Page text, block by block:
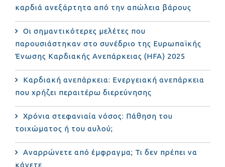
καρδιά ανεξάρτητα από την απώλεια βάρους
Οι σημαντικότερες μελέτες που
παρουσιάστηκαν στο συνέδριο της Ευρωπαϊκής
Ένωσης Καρδιακής Ανεπάρκειας (HFA) 2025
Καρδιακή ανεπάρκεια: Ενεργειακή ανεπάρκεια
που χρήζει περαιτέρω διερεύνησης
Χρόνια στεφανιαία νόσος: Πάθηση του
τοιχώματος ή του αυλού;
Αναρρώνετε από έμφραγμα; Τι δεν πρέπει να
κάνετε